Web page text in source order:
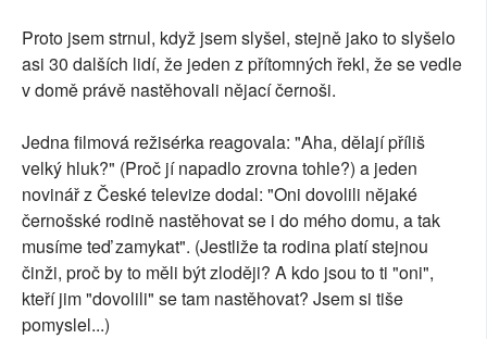
Proto jsem strnul, když jsem slyšel, stejně jako to slyšelo
asi 30 dalších lidí, že jeden z přítomných řekl, že se vedle
v domě právě nastěhovali nějací černoši.
Jedna filmová režisérka reagovala: "Aha, dělají příliš
velký hluk?" (Proč jí napadlo zrovna tohle?) a jeden
novinář z České televize dodal: "Oni dovolili nějaké
černošské rodině nastěhovat se i do mého domu, a tak
musíme teď zamykat". (Jestliže ta rodina platí stejnou
činži, proč by to měli být zloději? A kdo jsou to ti "oni",
kteří jim "dovolili" se tam nastěhovat? Jsem si tiše
pomyslel...)